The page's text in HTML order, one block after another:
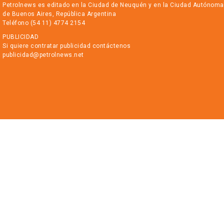
Petrolnews es editado en la Ciudad de Neuquén y en la Ciudad Autónoma
de Buenos Aires, República Argentina
Teléfono (54 11) 4774 2154
PUBLICIDAD
Si quiere contratar publicidad contáctenos
publicidad@petrolnews.net